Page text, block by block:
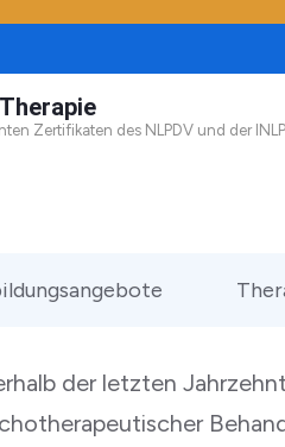
Zertifikaten des NLPDV und der
der letzten